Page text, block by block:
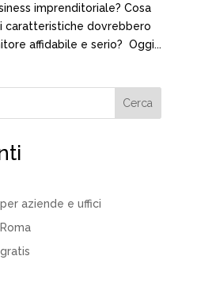
imprenditoriale? Cosa
caratteristiche dovrebbero
affidabile e serio? Oggi...
Cerca
aziende e uffici